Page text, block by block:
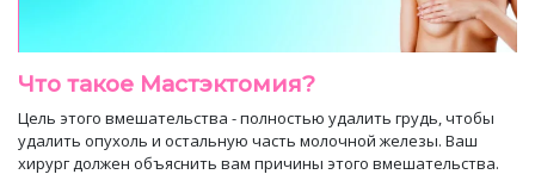
Что такое Мастэктомия?
Цель этого вмешательства - полностью удалить грудь, чтобы
удалить опухоль и остальную часть молочной железы. Ваш
хирургдолжен объяснить вам причины этого вмешательства.